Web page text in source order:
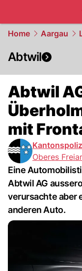
Home Aargau
Abtwil
Abtwil
mit
Oberes
Eine
Abtwil AG
verursachte aber
anderen Auto.